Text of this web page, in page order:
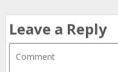
Leave a Reply